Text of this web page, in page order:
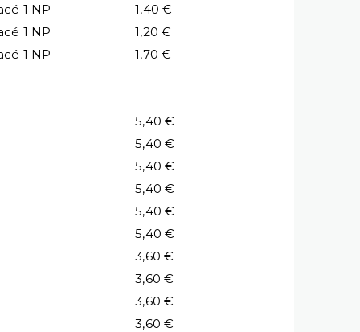
1 NP
1,40 €
1 NP
1,20 €
1 NP
1,70 €
5,40 €
5,40 €
5,40 €
5,40 €
5,40 €
5,40 €
3,60 €
3,60 €
3,60 €
3,60 €